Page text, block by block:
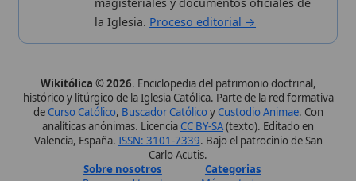
Datos abiertos
Estadísticas
Política de privacidad
Cambios recientes
Aplicaciones
Widgets para tu web
Canal de WhatsApp
Únete · publicación regular
Perfil de Instagram
Síguenos · @wikitolica